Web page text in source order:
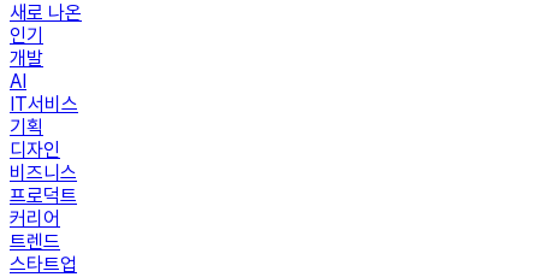
새로 나온
인기
개발
AI
IT서비스
기획
디자인
비즈니스
프로덕트
커리어
트렌드
스타트업